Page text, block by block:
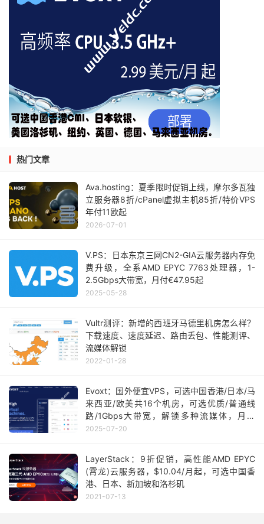
热门文章
Ava.hosting：夏季限时促销上线，摩尔多瓦独
立服务器8折/cPanel虚拟主机85折/特价VPS
年付11欧起
2026-07-01
V.PS：日本东京三网CN2-GIA云服务器内存免
费升级，全系AMD EPYC 7763处理器，1-
2.5Gbps大带宽，月付€47.95起
2025-05-28
Vultr测评：新增的西班牙马德里机房怎么样？
下载速度、速度延迟、路由丢包、性能测评、
流媒体解锁
2022-01-28
Evoxt：国外便宜VPS，可选中国香港/日本/马
来西亚/欧美共16个机房，可选优质/普通线
路/1Gbps大带宽，解锁多种流媒体，月付
$2.99起
2025-07-20
LayerStack：9折促销，高性能AMD EPYC
(霄龙)云服务器，$10.04/月起，可选中国香
港、日本、新加坡和洛杉矶
2021-07-13